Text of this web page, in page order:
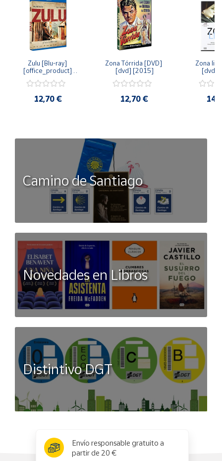
Zulu [Blu-ray]
[office_product]
12,70 €
Zona Tórrida [DVD]
[dvd] [2015]
12,70 €
Zona
[dvd]
Camino de Santiago
Novedades en Libros
Distintivo DGT
Envío responsable gratuito a
partir de 20 €